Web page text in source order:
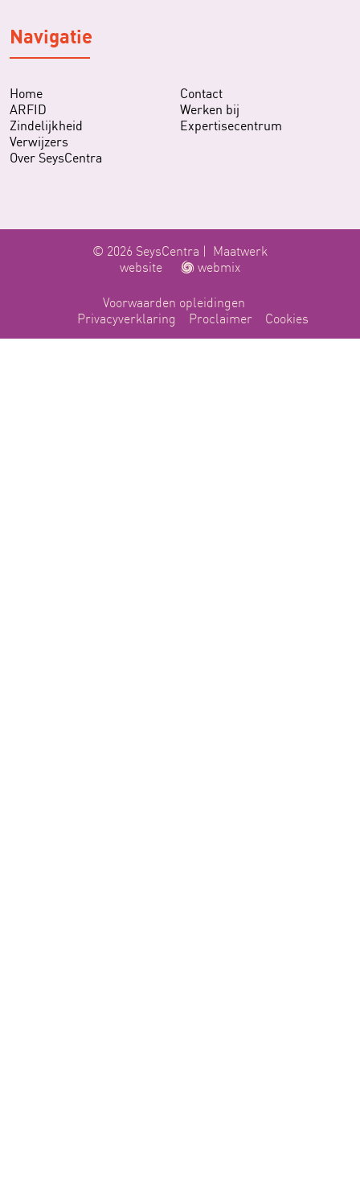
Navigatie
Home
ARFID
Zindelijkheid
Verwijzers
Over SeysCentra
Contact
Werken bij
Expertisecentrum
© 2026 SeysCentra | Maatwerk
website
webmix
Voorwaarden opleidingen
Privacyverklaring
Proclaimer Cookies